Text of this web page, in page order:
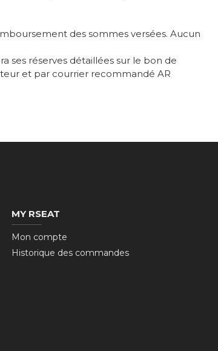
des sommes versées. Aucun
ses réserves détaillées sur le bon de
et par courrier recommandé AR
MY RSEAT
Mon compte
Historique des commandes